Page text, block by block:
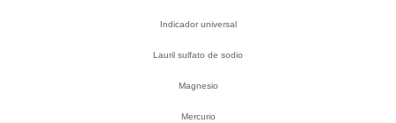
Indicador universal
Lauril sulfato de sodio
Magnesio
Mercurio